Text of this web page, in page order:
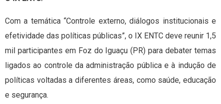
Com a temática “Controle externo, diálogos institucionais e
efetividade das políticas públicas”, o IX ENTC deve reunir 1,5
mil participantes em Foz do Iguaçu (PR) para debater temas
ligados ao controle da administração pública e à indução de
políticas voltadas a diferentes áreas, como saúde, educação
e segurança.